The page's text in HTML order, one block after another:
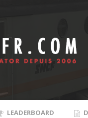
LEADERBOARD